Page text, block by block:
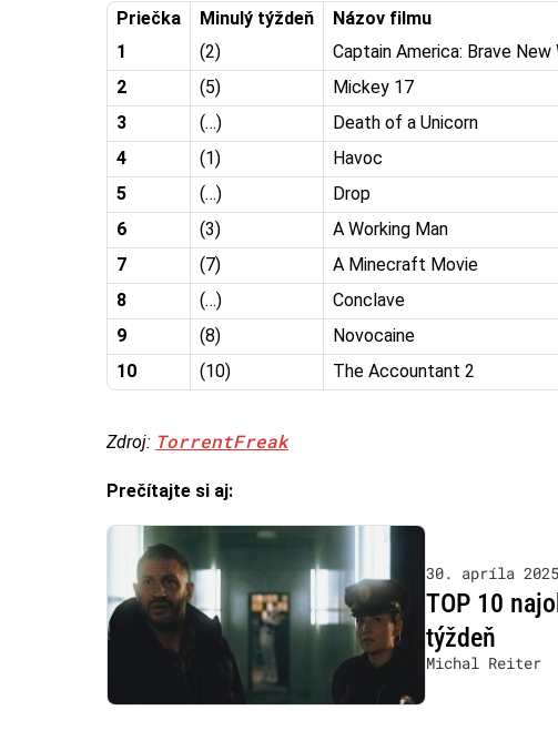
Priečka Minulý týždeň Názov filmu
1
(2) Captain America: Brave New
2 (5) Mickey 17
3 (…) Death of a Unicorn
4 (1) Havoc
5 (…) Drop
6 (3) A Working Man
7 (7) A Minecraft Movie
8 (…) Conclave
9 (8) Novocaine
10 (10) The Accountant 2
Zdroj: TorrentFreak
Prečítajte si aj:
30. apríla 2025
TOP 10
týždeň
Michal Reiter